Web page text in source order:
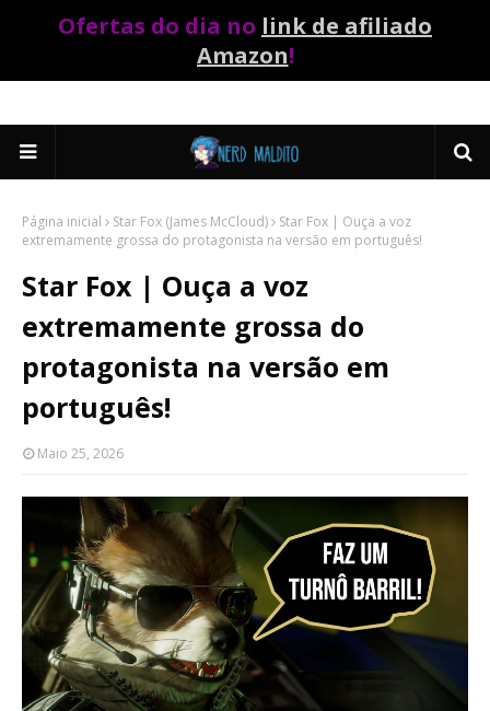
Ofertas do dia no link de afiliado
Amazon!
Página inicial Star Fox (James McCloud)
Star Fox | Ouça a voz
extremamente grossa do protagonista na versão em português!
Star Fox | Ouça a voz
extremamente grossa do
protagonista na versão em
português!
Maio 25, 2026